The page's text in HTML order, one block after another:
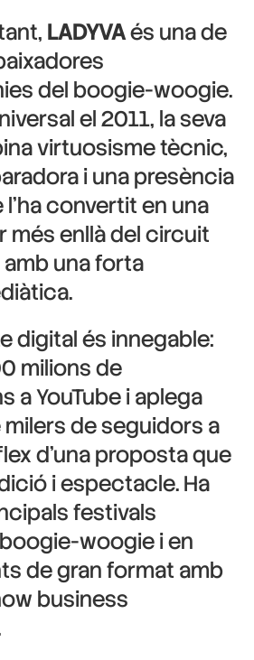
LADYVAés una de
del boogie-woogie.
el 2011, la seva
virtuosisme tècnic,
i una presència
convertit en una
més enllà del circuit
una forta
digital és innegable:
milions de
a YouTube i aplega
de seguidors a
d’una proposta que
i espectacle. Ha
festivals
woogie i en
de gran format amb
business